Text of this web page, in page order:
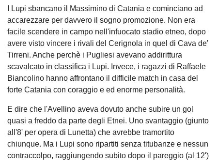
I Lupi sbancano il Massimino di Catania e cominciano ad
accarezzare per davvero il sogno promozione. Non era
facile scendere in campo nell'infuocato stadio etneo, dopo
avere visto vincere i rivali del Cerignola in quel di Cava de'
Tirreni. Anche perchè i Pugliesi avevano addirittura
scavalcato in classifica i Lupi. Invece, i ragazzi di Raffaele
Biancolino hanno affrontano il difficile match in casa del
forte Catania con coraggio e ed enorme personalità.
E dire che l'Avellino aveva dovuto anche subire un gol
quasi a freddo da parte degli Etnei. Uno svantaggio (giunto
all'8' per opera di Lunetta) che avrebbe tramortito
chiunque. Ma i Lupi sono ripartiti senza titubanze e nessun
contraccolpo, raggiungendo subito dopo il pareggio (al 12')